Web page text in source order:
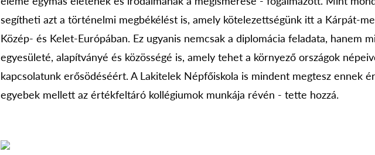
segítheti azt a történelmi megbékélést is, amely kötelezettségünk itt a Kárpát-
Közép- és Kelet-Európában. Ez ugyanis nemcsak a diplomácia feladata, hanem
egyesületé, alapítványé és közösségé is, amely tehet a környező országok
kapcsolatunk erősödéséért. A Lakitelek Népfőiskola is mindent megtesz ennek
egyebek mellett az értékfeltáró kollégiumok munkája révén - tette hozzá.